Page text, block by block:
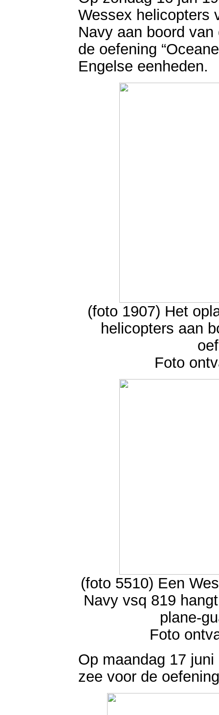
Wessex helicopters
Navy aan boord
de oefening
Engelse eenheden.
(foto 1907) Het
helicopters aan
Foto
(foto 5510) Een
Navy vsq 819
plane-
Foto
Op maandag 17
zee voor de